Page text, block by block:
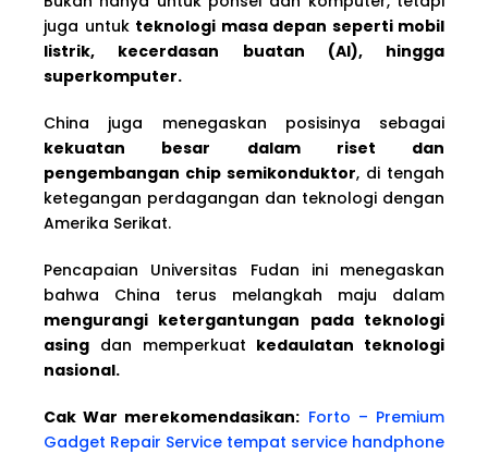
juga untuk teknologi masa depan seperti mobil
listrik, kecerdasan buatan (AI), hingga
superkomputer.
China juga menegaskan posisinya sebagai
kekuatan besar dalam riset dan
pengembangan chip semikonduktor, di tengah
ketegangan perdagangan dan teknologi dengan
Amerika Serikat.
Pencapaian Universitas Fudan ini menegaskan
bahwa China terus melangkah maju dalam
mengurangi ketergantungan pada teknologi
asing dan memperkuat kedaulatan teknologi
nasional.
Cak War merekomendasikan: Forto – Premium
Gadget Repair Service tempat service handphone